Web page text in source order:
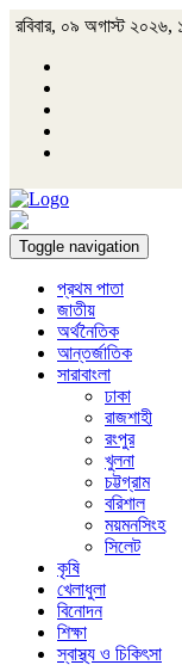
রবিবার, ০৯ অগাস্ট ২০২৬,
Toggle navigation
প্রথম পাতা
জাতীয়
অর্থনৈতিক
আন্তর্জাতিক
সারাবাংলা
ঢাকা
রাজশাহী
রংপুর
খুলনা
চট্টগ্রাম
বরিশাল
ময়মনসিংহ
সিলেট
কৃষি
খেলাধুলা
বিনোদন
শিক্ষা
স্বাস্থ্য ও চিকিৎসা